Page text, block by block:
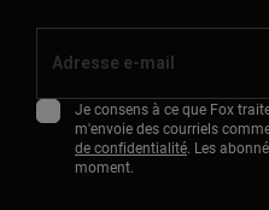
Je consens à ce que Fox
m'envoie des courriels
de confidentialité. Les
moment.